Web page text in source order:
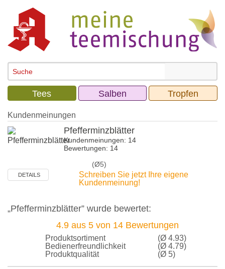
Tees Salben Tropfen
Kundenmeinungen
DETAILS
Pfefferminzblätter
Kundenmeinungen: 14
Bewertungen: 14
(Ø5)
Schreiben Sie jetzt Ihre eigene
Kundenmeinung!
„Pfefferminzblätter” wurde bewertet:
4.9 aus 5 von 14 Bewertungen
Produktsortiment
(Ø 4.93)
Bedienerfreundlichkeit
(Ø 4.79)
Produktqualität
(Ø 5)